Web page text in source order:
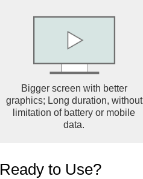
Bigger screen with better
graphics; Long duration, without
limitation of battery or mobile
data.
Ready to Use?